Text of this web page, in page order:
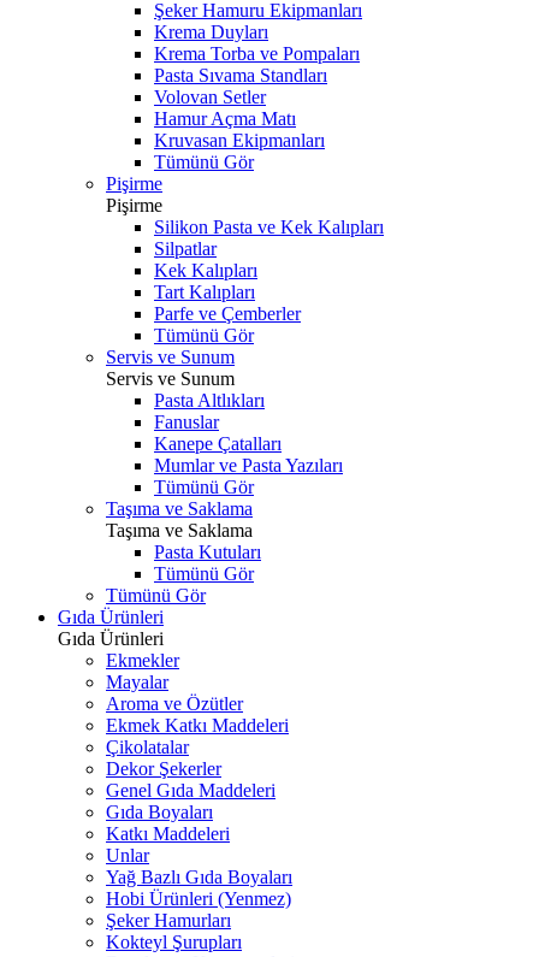
Şeker Hamuru Ekipmanları
Krema Duyları
Krema Torba ve Pompaları
Pasta Sıvama Standları
Volovan Setler
Hamur Açma Matı
Kruvasan Ekipmanları
Tümünü Gör
Pişirme
Pişirme
Silikon Pasta ve Kek Kalıpları
Silpatlar
Kek Kalıpları
Tart Kalıpları
Parfe ve Çemberler
Tümünü Gör
Servis ve Sunum
Servis ve Sunum
Pasta Altlıkları
Fanuslar
Kanepe Çatalları
Mumlar ve Pasta Yazıları
Tümünü Gör
Taşıma ve Saklama
Taşıma ve Saklama
Pasta Kutuları
Tümünü Gör
Tümünü Gör
Gıda Ürünleri
Gıda Ürünleri
Ekmekler
Mayalar
Aroma ve Özütler
Ekmek Katkı Maddeleri
Çikolatalar
Dekor Şekerler
Genel Gıda Maddeleri
Gıda Boyaları
Katkı Maddeleri
Unlar
Yağ Bazlı Gıda Boyaları
Hobi Ürünleri (Yenmez)
Şeker Hamurları
Kokteyl Şurupları